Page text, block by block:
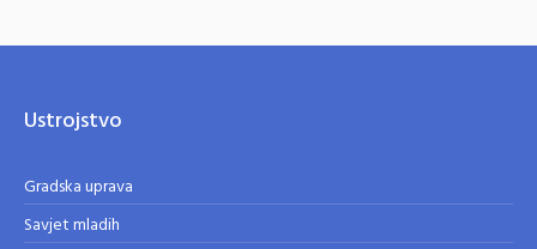
Ustrojstvo
Gradska uprava
Savjet mladih